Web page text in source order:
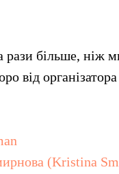
рази більше, ніж
від
(Kristina